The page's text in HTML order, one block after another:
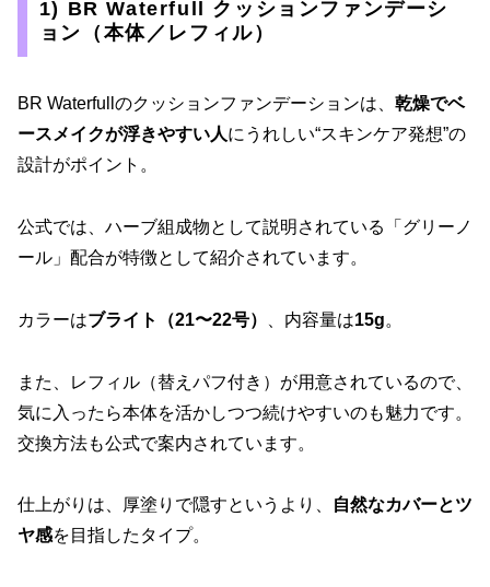
1) BR Waterfull クッションファンデーシ
ョン（本体／レフィル）
BR Waterfullのクッションファンデーションは、 乾燥でベ
ースメイクが浮きやすい人にうれしい“スキンケア発想”の
設計がポイント。
公式では、ハーブ組成物として説明されている「グリーノ
ール」配合が特徴として紹介されています。
カラーはブライト（21〜22号） 、内容量は15g。
また、レフィル（替えパフ付き）が用意されているので、
気に入ったら本体を活かしつつ続けやすいのも魅力です。
交換方法も公式で案内されています。
仕上がりは、厚塗りで隠すというより、
自然なカバーとツ
ヤ感を目指したタイプ。